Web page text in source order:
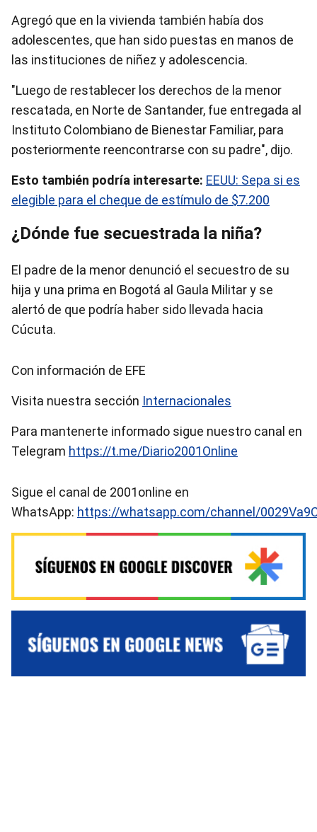
Agregó que en la vivienda también había dos
adolescentes, que han sido puestas en manos de
las instituciones de niñez y adolescencia.
"Luego de restablecer los derechos de la menor
rescatada, en Norte de Santander, fue entregada al
Instituto Colombiano de Bienestar Familiar, para
posteriormente reencontrarse con su padre", dijo.
Esto también podría interesarte: EEUU: Sepa si es
elegible para el cheque de estímulo de $7.200
¿Dónde fue secuestrada la niña?
El padre de la menor denunció el secuestro de su
hija y una prima en Bogotá al Gaula Militar y se
alertó de que podría haber sido llevada hacia
Cúcuta.
Con información de EFE
Visita nuestra sección Internacionales
Para mantenerte informado sigue nuestro canal en
Telegram https://t.me/Diario2001Online
Sigue el canal de 2001online en
WhatsApp: https://whatsapp.com/channel/